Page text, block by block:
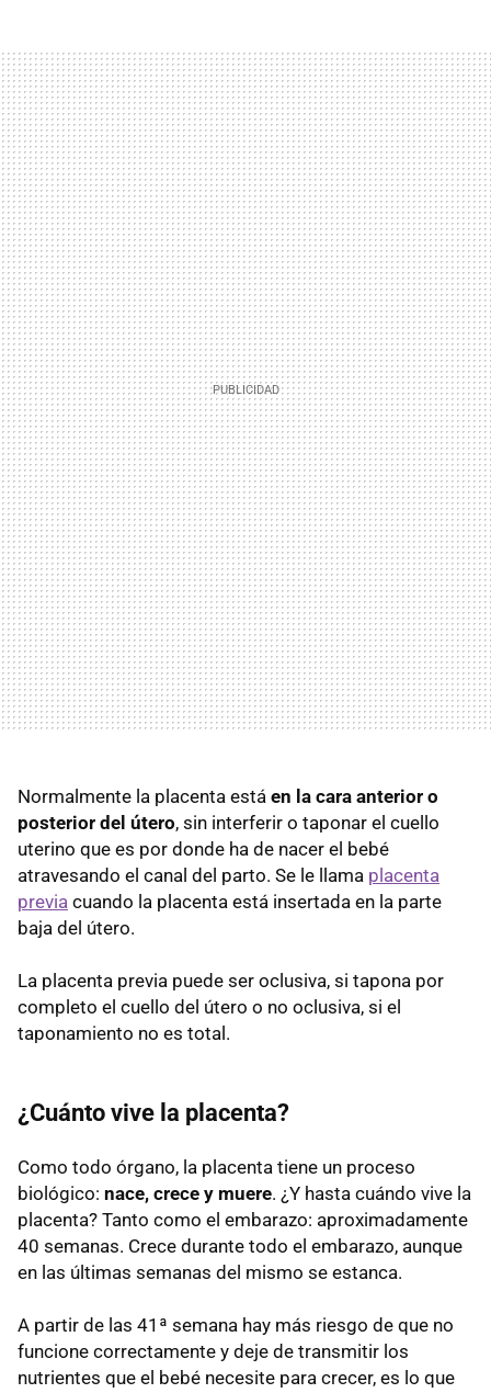
Normalmente la placenta está en la cara anterior o
posterior del útero, sin interferir o taponar el cuello
uterino que es por donde ha de nacer el bebé
atravesando el canal del parto. Se le llama placenta
previa cuando la placenta está insertada en la parte
baja del útero.
La placenta previa puede ser oclusiva, si tapona por
completo el cuello del útero o no oclusiva, si el
taponamiento no es total.
¿Cuánto vive la placenta?
Como todo órgano, la placenta tiene un proceso
biológico: nace, crece y muere. ¿Y hasta cuándo vive la
placenta? Tanto como el embarazo: aproximadamente
40 semanas. Crece durante todo el embarazo, aunque
en las últimas semanas del mismo se estanca.
A partir de las 41ª semana hay más riesgo de que no
funcione correctamente y deje de transmitir los
nutrientes que el bebé necesite para crecer, es lo que